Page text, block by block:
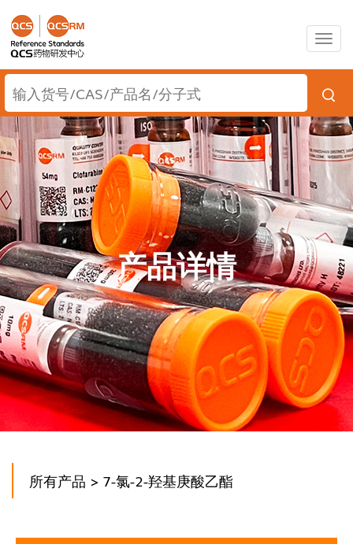
产品详情
所有产品 > 7-氯-2-羟基庚酸乙酯